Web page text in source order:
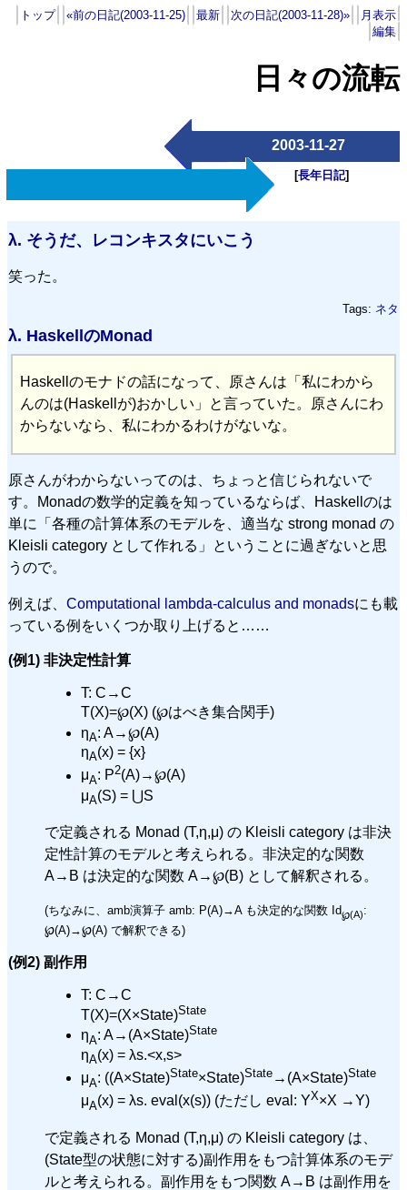
トップ «前の日記(2003-11-25) 最新 次の日記(2003-11-28)»
月表示
編集
日々の流転
2003-11-27
[長年日記]
λ. そうだ、レコンキスタにいこう
笑った。
Tags: ネタ
λ. HaskellのMonad
Haskellのモナドの話になって、原さんは「私にわから
んのは(Haskellが)おかしい」と言っていた。原さんにわ
からないなら、私にわかるわけがないな。
原さんがわからないってのは、ちょっと信じられないで
す。Monadの数学的定義を知っているならば、Haskellのは
単に「各種の計算体系のモデルを、適当な strong monad の
Kleisli category として作れる」ということに過ぎないと思
うので。
例えば、 Computational lambda-calculus and monadsにも載
っている例をいくつか取り上げると……
(例1) 非決定性計算
T: C→C
T(X)=℘(X) (℘はべき集合関手)
ηA: A→℘(A)
ηA(x) = {x}
μA: P2(A)→℘(A)
μA(S) = ⋃S
で定義される Monad (T,η,μ) の Kleisli category は非決
定性計算のモデルと考えられる。非決定的な関数
A→B は決定的な関数 A→℘(B) として解釈される。
(ちなみに、amb演算子 amb: P(A)→A も決定的な関数 Id℘(A):
℘(A)→℘(A) で解釈できる)
(例2) 副作用
T: C→C
T(X)=(X×State)State
ηA: A→(A×State)State
ηA(x) = λs.<x,s>
μA: ((A×State)State×State)State →(A×State)State
μA(x) = λs. eval(x(s)) (ただし eval: YX×X →Y)
で定義される Monad (T,η,μ) の Kleisli category は、
(State型の状態に対する)副作用をもつ計算体系のモデ
ルと考えられる。副作用をもつ関数 A→B は副作用を